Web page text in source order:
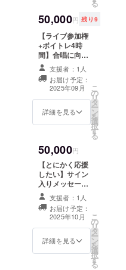
回（有効期限内
にて） ・有効期
限：2025年9月
14日まで ・受講
方法： ※オン
ラインの場合：
LINE電話、
Instagram電話
などを使用しま
インの場合：実
施場所は名古屋
STUDIO SONGS
実施場所までの
交通費は支援者
でご負担くださ
い。 住所：
464-0003愛知県
名古屋市千種区
新西2-14-10 ラ
イブ日時 2025年
9月17日 18:00
開場予定 場所 名
古屋COMTEC
PORT BASE ※
る
50,000円 残り9
【ライブ参加権
+ボイトレ4時
間】合唱に向け
たボーカル、ボ
イトレレッスン4
時間＋9/17同時
合唱世界記録＆
紅白出場に向け
た決起集会ライ
期限内にて） ・
有効期限：2025
年9月14日まで
・受講方法：
※オンラインの場
合：LINE電話、
Instagram電話
などを使用しま
す。 ※オフラ
インの場合：実
施場所は名古屋
STUDIO SONGS
支援者：1人
お届け予定：
2025年09月
詳細を見る
こ
の
リ
タ
ー
ン
を
選
択
す
る
50,000円
【とにかく応援
したい】サイン
入りメッセージ
カード+ヨシカネ
タクロウベスト
アルバムCD ※こ
のリターンは
5,000円のリター
ンと同じ内容と
支援者：1人
お届け予定：
2025年10月
詳細を見る
こ
の
リ
タ
ー
ン
を
選
択
す
る